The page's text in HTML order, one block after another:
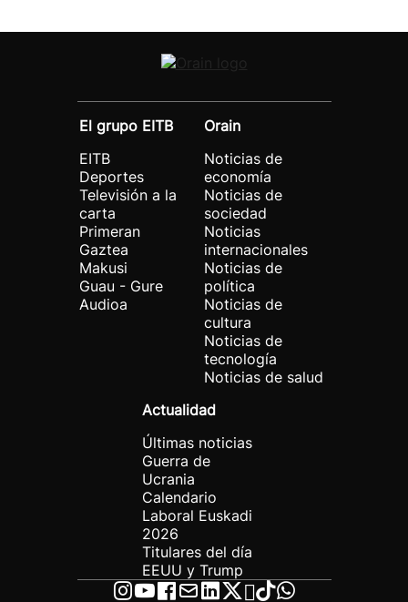
El grupo EITB
EITB
Deportes
Televisión a la
carta
Primeran
Gaztea
Makusi
Guau - Gure
Audioa
Orain
Noticias de
economía
Noticias de
sociedad
Noticias
internacionales
Noticias de
política
Noticias de
cultura
Noticias de
tecnología
Noticias de salud
Actualidad
Últimas noticias
Guerra de
Ucrania
Calendario
Laboral Euskadi
2026
Titulares del día
EEUU y Trump